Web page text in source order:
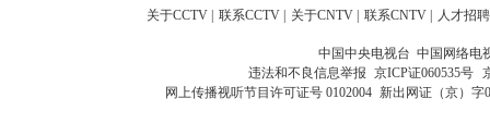
关于CCTV | 联系CCTV | 关于CNTV | 联系CNTV | 人才招聘
中国中央电视台 中国网络电
违法和不良信息举报 京ICP证060535号
网上传播视听节目许可证号 0102004 新出网证（京）